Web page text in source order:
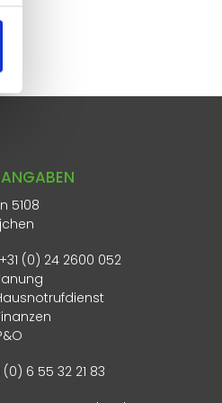
5108
+31 (0) 24 2600 052
(0) 6 55 32 21 83